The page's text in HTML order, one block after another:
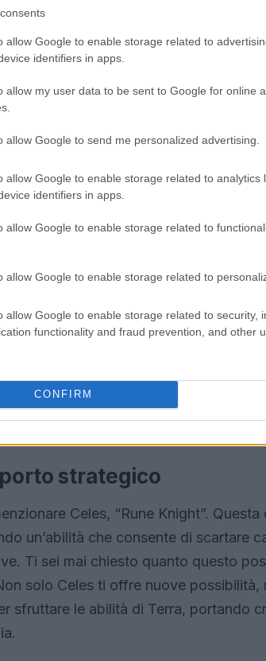
allow Google to enable storage related to
identifiers in apps.
allow my user data to be sent to Google for online
allow Google to send me personalized advertising.
allow Google to enable storage related to analytics
identifiers in apps.
allow Google to enable storage related to
allow Google to enable storage related to
allow Google to enable storage related to security,
functionality and fraud prevention, and other
CONFIRM
Hope
alla carta “Terra, Herald of
bianco e nero, Terra non è solo una
vero e proprio fulcro strategico. Con
chiave. La prima, “Trance”,
attivando il milling. In cambio,
da bloccare. Ti rendi conto di
di infliggere danni diretti agli
di battaglia.
permette di riportare in gioco una
ogni volta che infligge danni.
perdute e rafforzare la propria
il tuo esercito. È proprio questa
il mazzo particolarmente
strategico
Celes, “Rune Knight”. Questa
un’abilità che consente di scartare
Ti sei mai chiesto quanto questo
solo Celes ti offre nuove possibilità,
sfruttare le abilità di Terra, portando